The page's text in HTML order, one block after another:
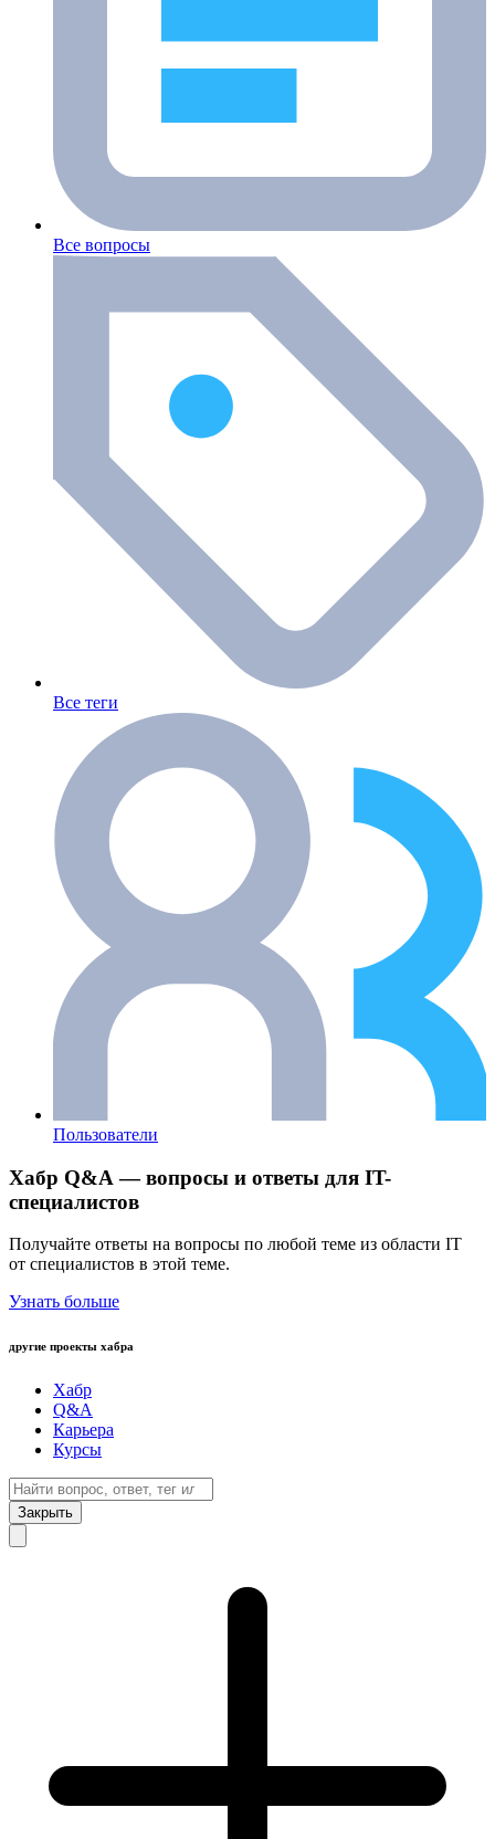
Все вопросы
Все теги
Пользователи
Хабр Q&A — вопросы и ответы для IT-
специалистов
Получайте ответы на вопросы по любой теме из области IT
от специалистов в этой теме.
Узнать больше
другие проекты хабра
Хабр
Q&A
Карьера
Курсы
Закрыть